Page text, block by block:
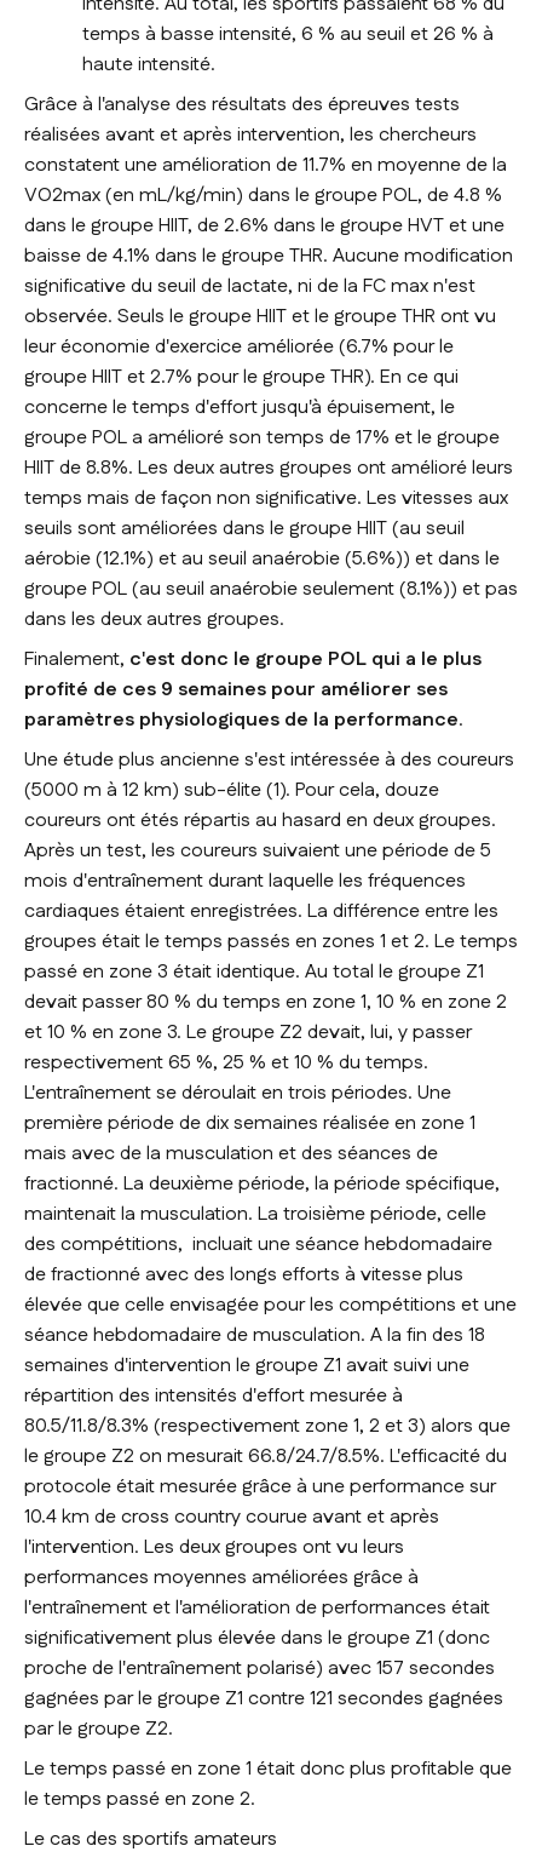
temps à basse intensité, 6 % au seuil et 26 % à
haute intensité.
Grâce à l'analyse des résultats des épreuves tests
réalisées avant et après intervention, les chercheurs
constatent une amélioration de 11.7% en moyenne de la
VO2max (en mL/kg/min) dans le groupe POL, de 4.8 %
dans le groupe HIIT, de 2.6% dans le groupe HVT et une
baisse de 4.1% dans le groupe THR. Aucune modification
significative du seuil de lactate, ni de la FC max n'est
observée. Seuls le groupe HIIT et le groupe THR ont vu
leur économie d'exercice améliorée (6.7% pour le
groupe HIIT et 2.7% pour le groupe THR). En ce qui
concerne le temps d'effort jusqu'à épuisement, le
groupe POL a amélioré son temps de 17% et le groupe
HIIT de 8.8%. Les deux autres groupes ont amélioré leurs
temps mais de façon non significative. Les vitesses aux
seuils sont améliorées dans le groupe HIIT (au seuil
aérobie (12.1%) et au seuil anaérobie (5.6%)) et dans le
groupe POL (au seuil anaérobie seulement (8.1%)) et pas
dans les deux autres groupes.
Finalement, c'est donc le groupe POL qui a le plus
profité de ces 9 semaines pour améliorer ses
paramètres physiologiques de la performance.
Une étude plus ancienne s'est intéressée à des coureurs
(5000 m à 12 km) sub-élite (1). Pour cela, douze
coureurs ont étés répartis au hasard en deux groupes.
Après un test, les coureurs suivaient une période de 5
mois d'entraînement durant laquelle les fréquences
cardiaques étaient enregistrées. La différence entre les
groupes était le temps passés en zones 1 et 2. Le temps
passé en zone 3 était identique. Au total le groupe Z1
devait passer 80 % du temps en zone 1, 10 % en zone 2
et 10 % en zone 3. Le groupe Z2 devait, lui, y passer
respectivement 65 %, 25 % et 10 % du temps.
L'entraînement se déroulait en trois périodes. Une
première période de dix semaines réalisée en zone 1
mais avec de la musculation et des séances de
fractionné. La deuxième période, la période spécifique,
maintenait la musculation. La troisième période, celle
des compétitions, incluait une séance hebdomadaire
de fractionné avec des longs efforts à vitesse plus
élevée que celle envisagée pour les compétitions et une
séance hebdomadaire de musculation. A la fin des 18
semaines d'intervention le groupe Z1 avait suivi une
répartition des intensités d'effort mesurée à
80.5/11.8/8.3% (respectivement zone 1, 2 et 3) alors que
le groupe Z2 on mesurait 66.8/24.7/8.5%. L'efficacité du
protocole était mesurée grâce à une performance sur
10.4 km de cross country courue avant et après
l'intervention. Les deux groupes ont vu leurs
performances moyennes améliorées grâce à
l'entraînement et l'amélioration de performances était
significativement plus élevée dans le groupe Z1 (donc
proche de l'entraînement polarisé) avec 157 secondes
gagnées par le groupe Z1 contre 121 secondes gagnées
par le groupe Z2.
Le temps passé en zone 1 était donc plus profitable que
le temps passé en zone 2.
Le cas des sportifs amateurs